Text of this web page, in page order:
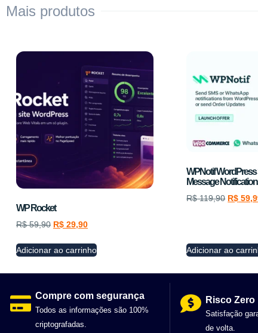
Mais produtos
WP Rocket
R$59,90 R$ 29,90
Adicionar ao carrinho
WPNotif
Message
R$119,90 R$
Adicionar ao
Compre com segurança
Todos as informações são 100%
criptografadas.
Risco Zero
Satisfação
de volta.